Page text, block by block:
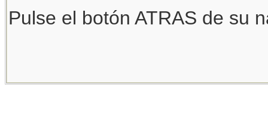
Pulse el botón ATRAS de su